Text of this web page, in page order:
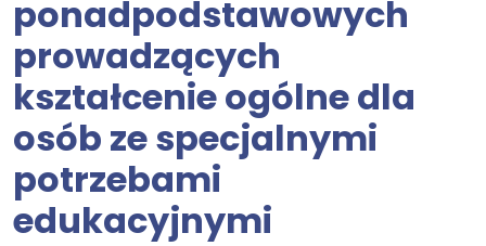
ponadpodstawowych
prowadzących
kształcenie ogólne dla
osób ze specjalnymi
potrzebami
edukacyjnymi